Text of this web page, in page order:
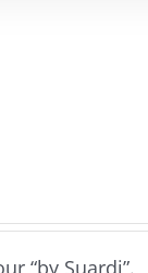
“by Suardi”.